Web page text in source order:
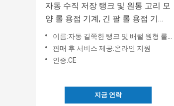
자동 수직 저장 탱크 및 원통 고리 모
양 롤 용접 기계, 긴 팔 롤 용접 기계.
제조업체는 직접 장비를 생산하고
판매합니다.
이름:자동 길쭉한 탱크 및 배럴 원형 롤러 시우 웰딩 기계
판매 후 서비스 제공:온라인 지원
인증:CE
지금 연락